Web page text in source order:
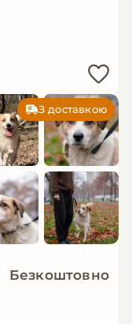
З доставкою
Безкоштовно